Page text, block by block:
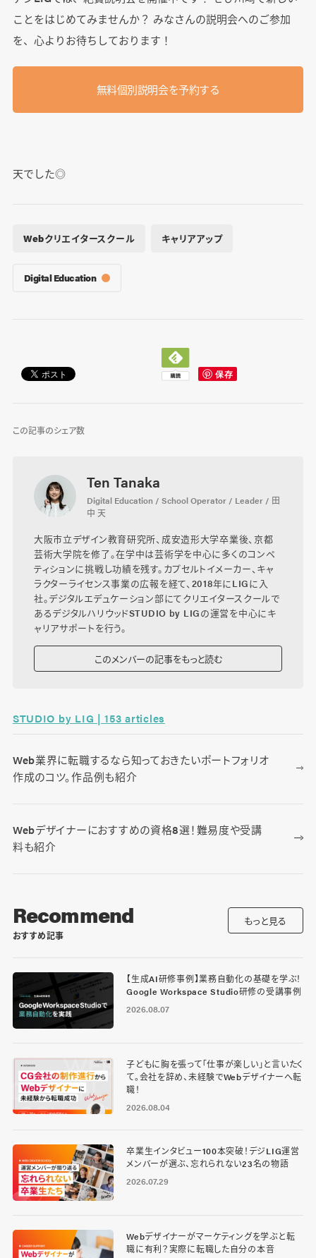
ことをはじめてみませんか？ みなさんの説明会へのご参加
を、心よりお待ちしております！
無料個別説明会を予約する
天でした◎
Webクリエイタースクール キャリアアップ
Digital Education
この記事のシェア数
Ten Tanaka
Digital Education / School Operator / Leader / 田
中 天
大阪市立デザイン教育研究所、成安造形大学卒業後、京都
芸術大学院を修了。在学中は芸術学を中心に多くのコンペ
ティションに挑戦し功績を残す。カプセルトイメーカー、キャ
ラクターライセンス事業の広報を経て、2018年にLIGに入
社。デジタルエデュケーション部にてクリエイタースクールで
あるデジタルハリウッドSTUDIO by LIGの運営を中心にキ
ャリアサポートを行う。
このメンバーの記事をもっと読む
STUDIO by LIG | 153 articles
Web業界に転職するなら知っておきたいポートフォリオ
作成のコツ。作品例も紹介
Webデザイナーにおすすめの資格8選！難易度や受講
料も紹介
Recommend
おすすめ記事
もっと見る
【生成AI研修事例】業務自動化の基礎を学ぶ！
Google Workspace Studio研修の受講事例
2026.08.07
子どもに胸を張って「仕事が楽しい」と言いたく
て。会社を辞め、未経験でWebデザイナーへ転
職！
2026.08.04
卒業生インタビュー100本突破！デジLIG運営
メンバーが選ぶ、忘れられない23名の物語
2026.07.29
Webデザイナーがマーケティングを学ぶと転
職に有利？実際に転職した自分の本音